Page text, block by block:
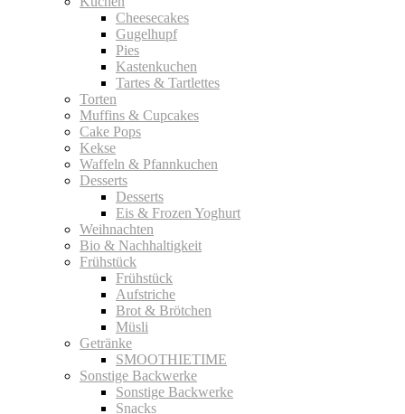
Cheesecakes
Gugelhupf
Pies
Kastenkuchen
Tartes & Tartlettes
Torten
Muffins & Cupcakes
Cake Pops
Kekse
Waffeln & Pfannkuchen
Desserts
Desserts
Eis & Frozen Yoghurt
Weihnachten
Bio & Nachhaltigkeit
Frühstück
Frühstück
Aufstriche
Brot & Brötchen
Müsli
Getränke
SMOOTHIETIME
Sonstige Backwerke
Sonstige Backwerke
Snacks